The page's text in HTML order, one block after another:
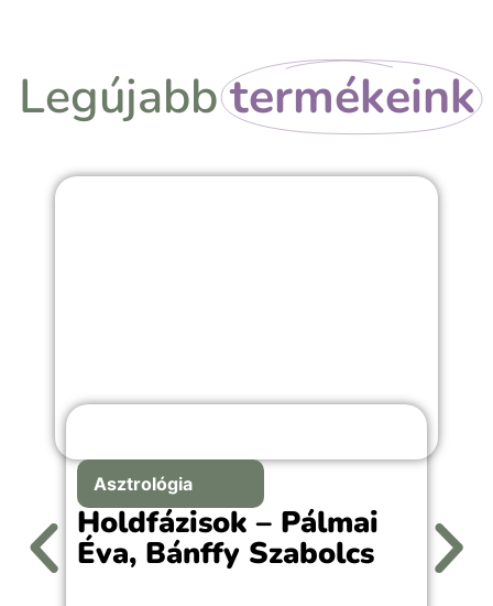
Legújabbtermékeink
Asztrológia
Holdfázisok – Pálmai
Éva, Bánffy Szabolcs